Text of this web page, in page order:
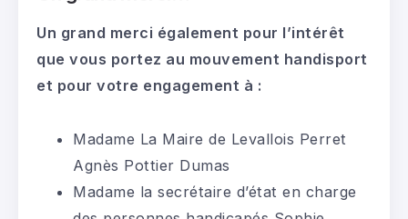
Un grand merci également pour l’intérêt
que vous portez au mouvement handisport
et pour votre engagement à :
Madame La Maire de Levallois Perret
Agnès Pottier Dumas
Madame la secrétaire d’état en charge